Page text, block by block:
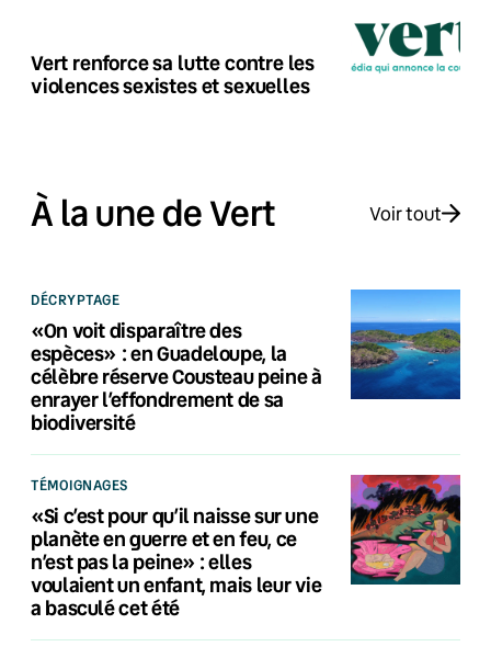
Vert renforce sa lutte contre les
violences sexistes et sexuelles
À la une de Vert Voir tout
DÉCRYPTAGE
«On voit disparaître des
espèces» : en Guadeloupe, la
célèbre réserve Cousteau peine à
enrayer l’effondrement de sa
biodiversité
TÉMOIGNAGES
«Si c’est pour qu’il naisse sur une
planète en guerre et en feu, ce
n’est pas la peine» : elles
voulaient un enfant, mais leur vie
a basculé cet été